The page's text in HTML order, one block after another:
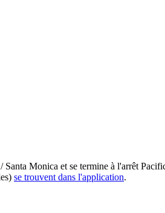
Monica et se termine à l'arrêt
se trouvent dans l'application.